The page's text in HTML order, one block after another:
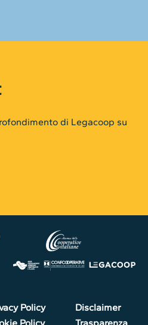
di Legacoop su
Policy
Disclaimer